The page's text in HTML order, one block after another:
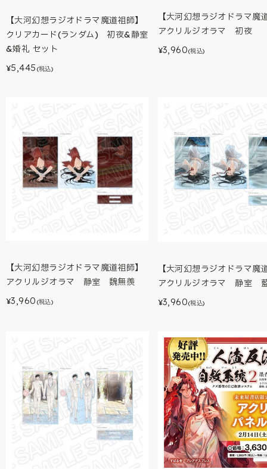
【大河幻想ラジオドラマ魔道祖師】
クリアカード(ランダム) 初夜&静室
&婚礼 セット
¥5,445 (税込)
【大河幻想ラジオドラマ魔
アクリルジオラマ 初夜
¥3,960(税込)
【大河幻想ラジオドラマ魔道祖師】
アクリルジオラマ 静室 魏無羨
¥3,960 (税込)
【大河幻想ラジオドラマ魔
アクリルジオラマ 静室
¥3,960(税込)